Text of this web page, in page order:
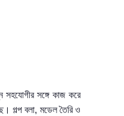
সহযোগীর সঙ্গে কাজ করে
। গল্প বলা, মডেল তৈরি ও